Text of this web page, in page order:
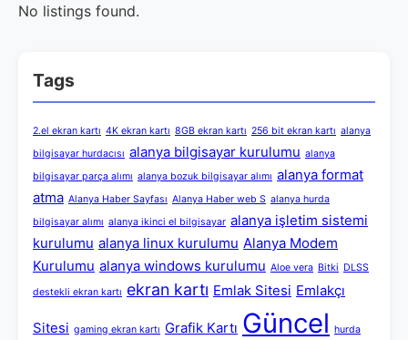
No listings found.
Tags
2.el ekran kartı 4K ekran kartı 8GB ekran kartı 256 bit ekran kartı alanya
bilgisayar hurdacısı alanya bilgisayar kurulumu alanya
bilgisayar parça alımı alanya bozuk bilgisayar alımı alanya format
atma Alanya Haber Sayfası Alanya Haber web S alanya hurda
bilgisayar alımı alanya ikinci el bilgisayar alanya işletim sistemi
kurulumu alanya linux kurulumu Alanya Modem
Kurulumu alanya windows kurulumu Aloe vera Bitki DLSS
destekli ekran kartı ekran kartı Emlak Sitesi Emlakçı
Sitesi gaming ekran kartı Grafik Kartı Güncel hurda